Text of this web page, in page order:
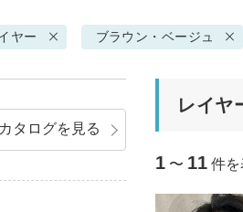
ヤー ブラウン・ベージュ
レイヤ
1 〜 11 件
タログを見る